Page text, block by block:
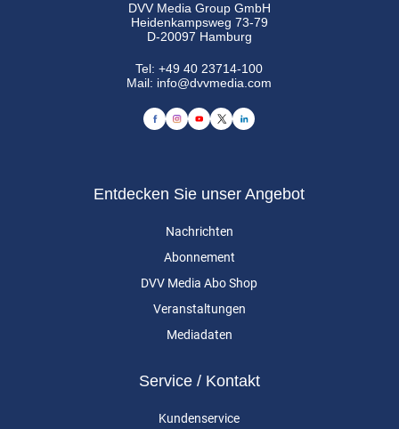
DVV Media Group GmbH
Heidenkampsweg 73-79
D-20097 Hamburg
Tel:+49 40 23714-100
Mail: info@dvvmedia.com
Entdecken Sie unser Angebot
Nachrichten
Abonnement
DVV Media Abo Shop
Veranstaltungen
Mediadaten
Service / Kontakt
Kundenservice